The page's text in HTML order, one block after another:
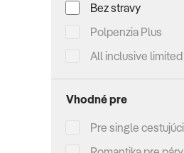
Bez stravy
Polpenzia Plus
All inclusive limited
Vhodné pre
Pre single